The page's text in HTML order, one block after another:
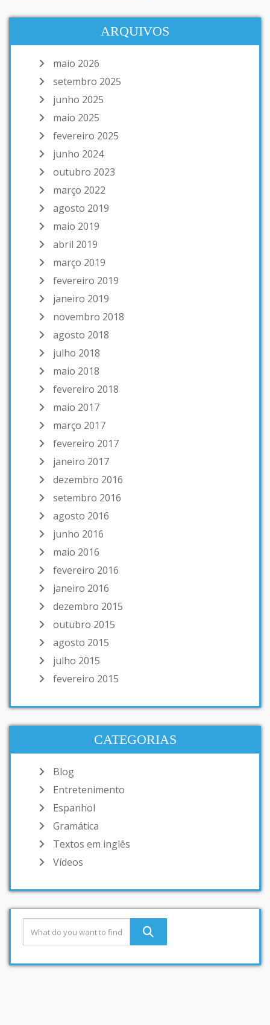
ARQUIVOS
maio 2026
setembro 2025
junho 2025
maio 2025
fevereiro 2025
junho 2024
outubro 2023
março 2022
agosto 2019
maio 2019
abril 2019
março 2019
fevereiro 2019
janeiro 2019
novembro 2018
agosto 2018
julho 2018
maio 2018
fevereiro 2018
maio 2017
março 2017
fevereiro 2017
janeiro 2017
dezembro 2016
setembro 2016
agosto 2016
junho 2016
maio 2016
fevereiro 2016
janeiro 2016
dezembro 2015
outubro 2015
agosto 2015
julho 2015
fevereiro 2015
CATEGORIAS
Blog
Entretenimento
Espanhol
Gramática
Textos em inglês
Vídeos